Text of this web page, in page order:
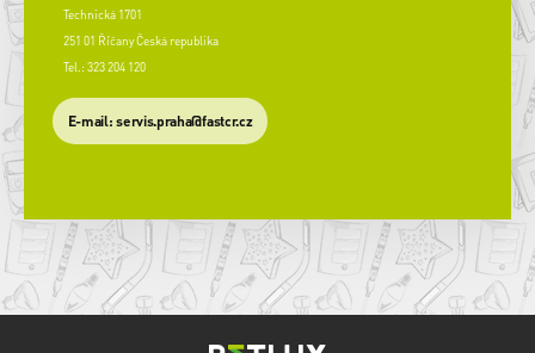
Technická 1701
251 01 Říčany Česká republika
Tel.: 323 204 120
​E-mail: servis.praha@fastcr.cz